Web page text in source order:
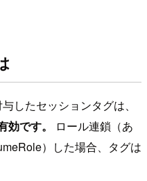
したセッションタグは、
です。
ロール連鎖（あ
）した場合、タグは